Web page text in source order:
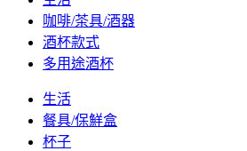
咖啡/茶具/酒器
酒杯款式
多用途酒杯
生活
餐具/保鮮盒
杯子